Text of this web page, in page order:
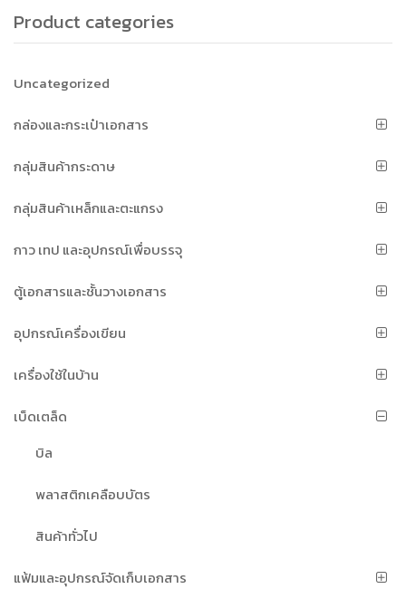
Product categories
Uncategorized
กล่องและกระเป๋าเอกสาร
กลุ่มสินค้ากระดาษ
กลุ่มสินค้าเหล็กและตะแกรง
กาว เทป และอุปกรณ์เพื่อบรรจุ
ตู้เอกสารและชั้นวางเอกสาร
อุปกรณ์เครื่องเขียน
เครื่องใช้ในบ้าน
เบ็ดเตล็ด
บิล
พลาสติกเคลือบบัตร
สินค้าทั่วไป
แฟ้มและอุปกรณ์จัดเก็บเอกสาร